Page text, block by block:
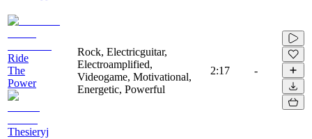
Ride
The
Power
Thesieryj
Rock, Electricguitar,
Electroamplified,
Videogame, Motivational,
Energetic, Powerful
2:17 -